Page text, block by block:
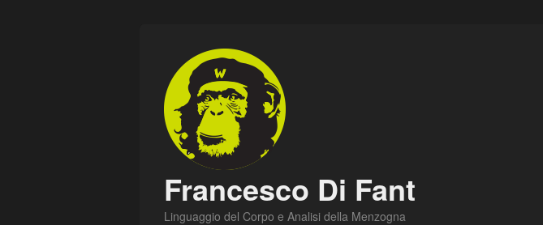
Francesco Di Fant
Linguaggio del Corpo e Analisi della Menzogna